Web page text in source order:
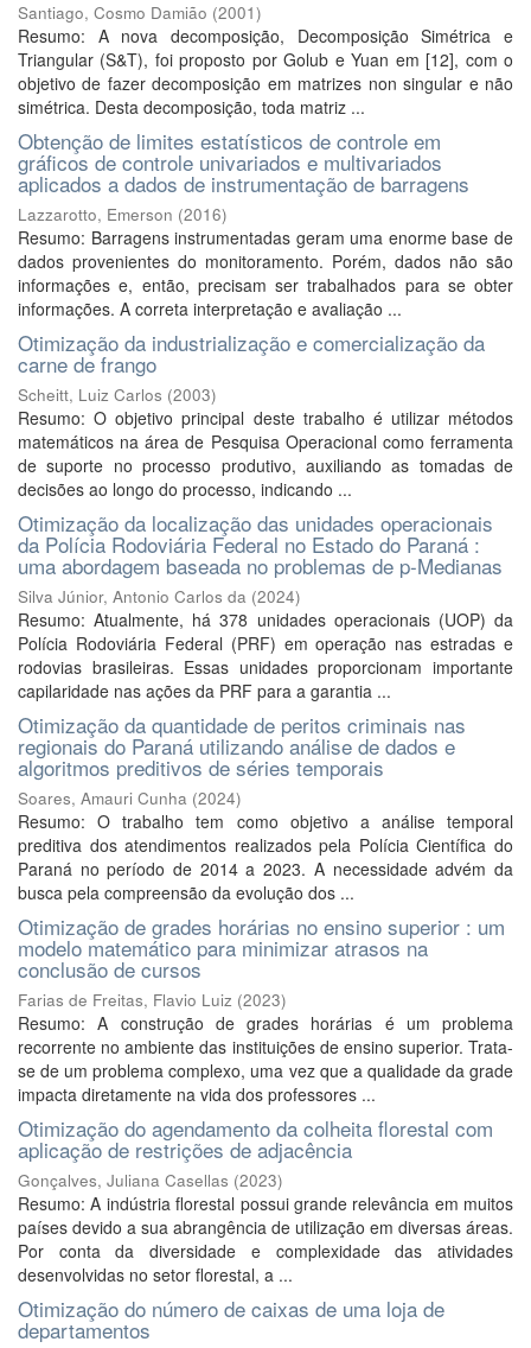
Santiago, Cosmo Damião (2001)
Resumo: A nova decomposição, Decomposição Simétrica e
Triangular (S&T), foi proposto por Golub e Yuan em [12], com o
objetivo de fazer decomposição em matrizes non singular e não
simétrica. Desta decomposição, toda matriz ...
Obtenção de limites estatísticos de controle em
gráficos de controle univariados e multivariados
aplicados a dados de instrumentação de barragens
Lazzarotto, Emerson (2016)
Resumo: Barragens instrumentadas geram uma enorme base de
dados provenientes do monitoramento. Porém, dados não são
informações e, então, precisam ser trabalhados para se obter
informações. A correta interpretação e avaliação ...
Otimização da industrialização e comercialização da
carne de frango
Scheitt, Luiz Carlos (2003)
Resumo: O objetivo principal deste trabalho é utilizar métodos
matemáticos na área de Pesquisa Operacional como ferramenta
de suporte no processo produtivo, auxiliando as tomadas de
decisões ao longo do processo, indicando ...
Otimização da localização das unidades operacionais
da Polícia Rodoviária Federal no Estado do Paraná :
uma abordagem baseada no problemas de p-Medianas
Silva Júnior, Antonio Carlos da (2024)
Resumo: Atualmente, há 378 unidades operacionais (UOP) da
Polícia Rodoviária Federal (PRF) em operação nas estradas e
rodovias brasileiras. Essas unidades proporcionam importante
capilaridade nas ações da PRF para a garantia ...
Otimização da quantidade de peritos criminais nas
regionais do Paraná utilizando análise de dados e
algoritmos preditivos de séries temporais
Soares, Amauri Cunha (2024)
Resumo: O trabalho tem como objetivo a análise temporal
preditiva dos atendimentos realizados pela Polícia Científica do
Paraná no período de 2014 a 2023. A necessidade advém da
busca pela compreensão da evolução dos ...
Otimização de grades horárias no ensino superior : um
modelo matemático para minimizar atrasos na
conclusão de cursos
Farias de Freitas, Flavio Luiz (2023)
Resumo: A construção de grades horárias é um problema
recorrente no ambiente das instituições de ensino superior. Trata-
se de um problema complexo, uma vez que a qualidade da grade
impacta diretamente na vida dos professores ...
Otimização do agendamento da colheita florestal com
aplicação de restrições de adjacência
Gonçalves, Juliana Casellas (2023)
Resumo: A indústria florestal possui grande relevância em muitos
países devido a sua abrangência de utilização em diversas áreas.
Por conta da diversidade e complexidade das atividades
desenvolvidas no setor florestal, a ...
Otimização do número de caixas de uma loja de
departamentos